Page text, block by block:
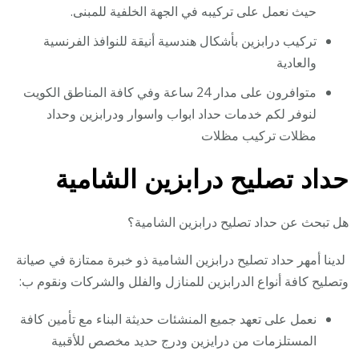
حيث نعمل على تركيبه في الجهة الخلفية للمبنى.
تركيب درابزين بأشكال هندسية أنيقة للنوافذ الفرنسية
والعادية
متوافرون على مدار 24 ساعة وفي كافة المناطق الكويت
لنوفر لكم خدمات حداد ابواب واسوار ودرابزين وحداد
مظلات تركيب مظلات
حداد تصليح درابزين الشامية
هل تبحث عن حداد تصليح درابزين الشامية؟
لدينا أمهر حداد تصليح درابزين الشامية ذو خبرة ممتازة في صيانة
وتصليح كافة أنواع الدرابزين للمنازل والفلل والشركات ونقوم ب:
نعمل على تعهد جميع المنشئات حديثة البناء مع تأمين كافة
المستلزمات من درايزين ودرج حديد مخصص للأقبية